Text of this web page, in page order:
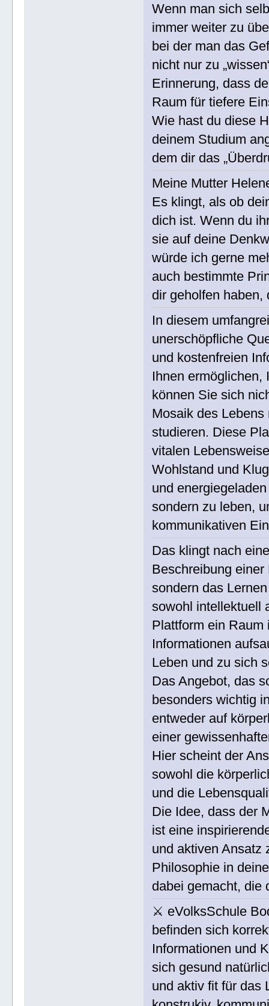
Wenn man sich
immer weiter zu
bei der man das
nicht nur zu
Erinnerung, dass
Raum für tiefere
Wie hast du diese
deinem Studium
dem dir das
Meine Mutter
Es klingt, als ob
dich ist. Wenn du
sie auf deine
würde ich gerne
auch bestimmte
dir geholfen haben,
In diesem
unerschöpfliche
und kostenfreien
Ihnen ermöglichen,
können Sie sich
Mosaik des
studieren. Diese
vitalen
Wohlstand und
und
sondern zu leben,
kommunikativen
Das klingt nach
Beschreibung
sondern das
sowohl intellektuell
Plattform ein Raum
Informationen
Leben und zu sich
Das Angebot, das
besonders wichtig
entweder auf
einer
Hier scheint der
sowohl die
und die
Die Idee, dass der
ist eine
und aktiven Ansatz
Philosophie in
dabei gemacht, die
⚔ eVolksSchule
befinden sich
Informationen und
sich gesund
und aktiv fit für das